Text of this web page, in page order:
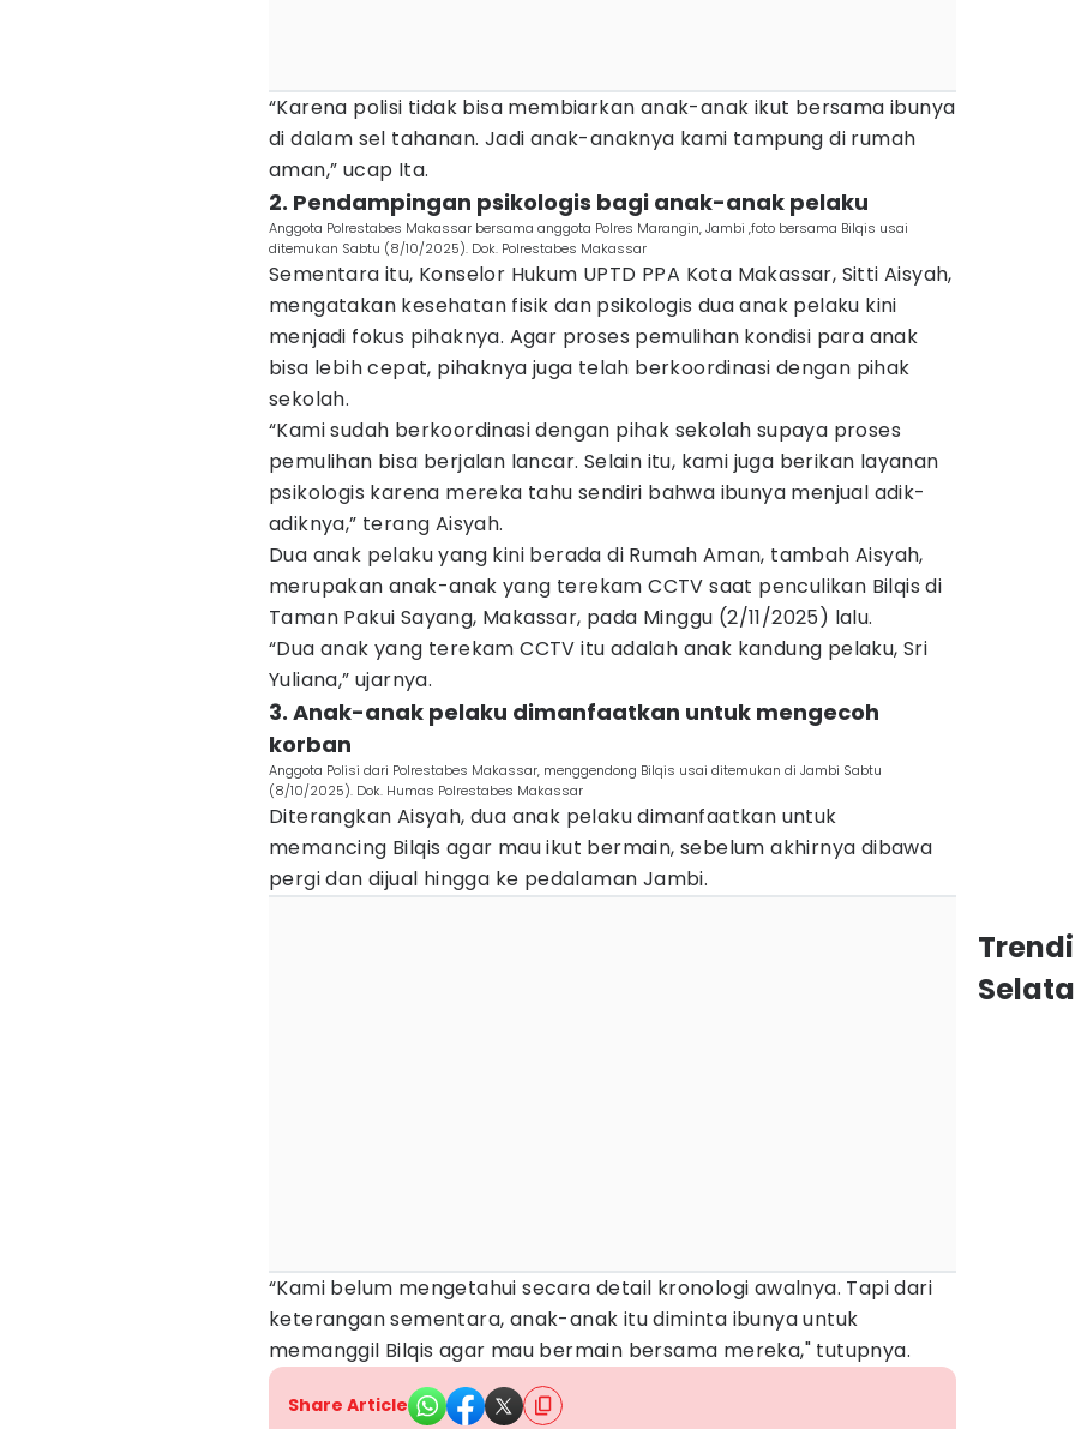
“Karena polisi tidak bisa membiarkan anak-anak ikut bersama ibunya
di dalam sel tahanan. Jadi anak-anaknya kami tampung di rumah
aman,” ucap Ita.
2. Pendampingan psikologis bagi anak-anak pelaku
Anggota Polrestabes Makassar bersama anggota Polres Marangin, Jambi ,foto bersama Bilqis usai
ditemukan Sabtu (8/10/2025). Dok. Polrestabes Makassar
Sementara itu, Konselor Hukum UPTD PPA Kota Makassar, Sitti Aisyah,
mengatakan kesehatan fisik dan psikologis dua anak pelaku kini
menjadi fokus pihaknya. Agar proses pemulihan kondisi para anak
bisa lebih cepat, pihaknya juga telah berkoordinasi dengan pihak
sekolah.
“Kami sudah berkoordinasi dengan pihak sekolah supaya proses
pemulihan bisa berjalan lancar. Selain itu, kami juga berikan layanan
psikologis karena mereka tahu sendiri bahwa ibunya menjual adik-
adiknya,” terang Aisyah.
Dua anak pelaku yang kini berada di Rumah Aman, tambah Aisyah,
merupakan anak-anak yang terekam CCTV saat penculikan Bilqis di
Taman Pakui Sayang, Makassar, pada Minggu (2/11/2025) lalu.
“Dua anak yang terekam CCTV itu adalah anak kandung pelaku, Sri
Yuliana,” ujarnya.
3. Anak-anak pelaku dimanfaatkan untuk mengecoh
korban
Anggota Polisi dari Polrestabes Makassar, menggendong Bilqis usai ditemukan di Jambi Sabtu
(8/10/2025). Dok. Humas Polrestabes Makassar
Diterangkan Aisyah, dua anak pelaku dimanfaatkan untuk
memancing Bilqis agar mau ikut bermain, sebelum akhirnya dibawa
pergi dan dijual hingga ke pedalaman Jambi.
“Kami belum mengetahui secara detail kronologi awalnya. Tapi dari
keterangan sementara, anak-anak itu diminta ibunya untuk
memanggil Bilqis agar mau bermain bersama mereka," tutupnya.
Share Article